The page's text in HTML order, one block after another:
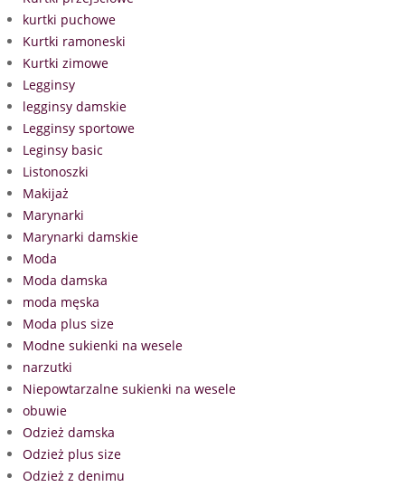
kurtki puchowe
Kurtki ramoneski
Kurtki zimowe
Legginsy
legginsy damskie
Legginsy sportowe
Leginsy basic
Listonoszki
Makijaż
Marynarki
Marynarki damskie
Moda
Moda damska
moda męska
Moda plus size
Modne sukienki na wesele
narzutki
Niepowtarzalne sukienki na wesele
obuwie
Odzież damska
Odzież plus size
Odzież z denimu